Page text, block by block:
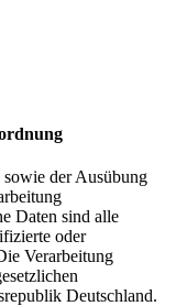
der Ausübung
Daten sind alle
oder
Verarbeitung
Deutschland.